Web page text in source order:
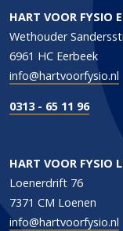
HART VOOR FYSIO
Wethouder
6961 HC Eerbeek
info@hartvoorfysio.nl
0313 - 65 11 96
HART VOOR FYSIO
Loenerdrift 76
7371 CM Loenen
info@hartvoorfysio.nl